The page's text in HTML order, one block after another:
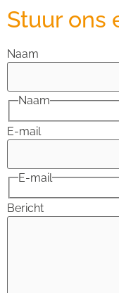
Stuur ons
Naam
Naam
E-mail
E-mail
Bericht